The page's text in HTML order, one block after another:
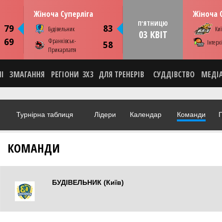
79
69
Жіноча Суперліга
Будівельник 83
Франківськ-
Прикарпаття
58
ВІВТОРОК 31 березня
Київ. ПС Венето
СТАТИСТИКАНОВИНА
ПʼЯТНИЦЮ
03 КВІТ
Жіноча
ПʼЯТНИЦЮ
ЗМАГАННЯ РЕГІОНИ 3X3 ДЛЯ ТРЕНЕРІВ СУДДІВСТВО
Турнірна таблиця Лідери Календар Команди
КОМАНДИ
БУДІВЕЛЬНИК (Київ)